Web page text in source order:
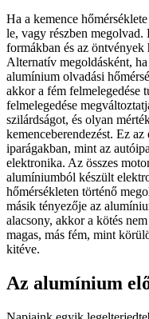
Ha a kemence
le, vagy részben megolvad.
formákban és az öntvények
Alternatív megoldásként,
alumínium olvadási
akkor a fém felmelegedése
felmelegedése
szilárdságot, és olyan
kemenceberendezést. Ez
iparágakban, mint az
elektronika. Az összes
alumíniumból készült
hőmérsékleten történő
másik tényezője az
alacsony, akkor a kötés
magas, más fém, mint
kitéve.
Az alumínium